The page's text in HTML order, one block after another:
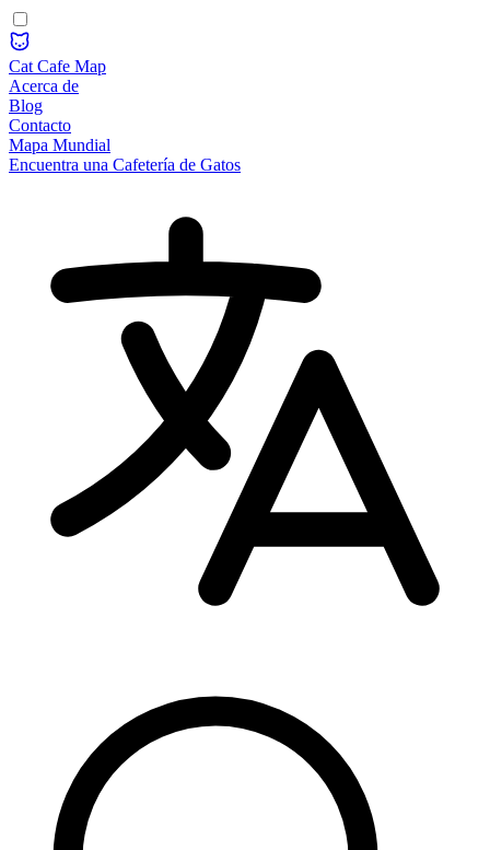
Cat Cafe Map
Acerca de
Blog
Contacto
Mapa Mundial
Encuentra una Cafetería de Gatos